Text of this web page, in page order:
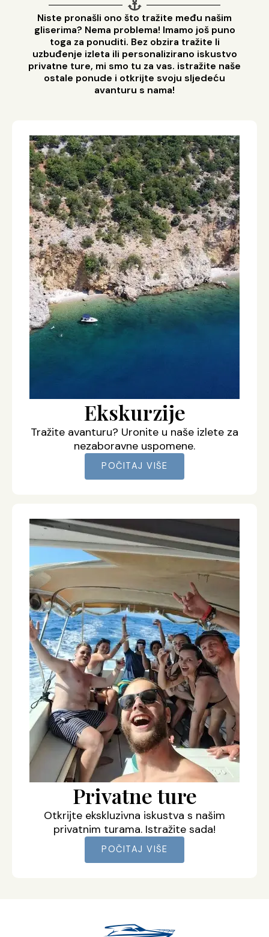
Niste pronašli ono što tražite među našim
gliserima? Nema problema! Imamo još puno
toga za ponuditi. Bez obzira tražite li
uzbuđenje izleta ili personalizirano iskustvo
privatne ture, mi smo tu za vas. istražite naše
ostale ponude i otkrijte svoju sljedeću
avanturu s nama!
Ekskurzije
Tražite avanturu? Uronite u naše izlete za
nezaboravne uspomene.
POČITAJ VIŠE
Privatne ture
Otkrijte ekskluzivna iskustva s našim
privatnim turama. Istražite sada!
POČITAJ VIŠE